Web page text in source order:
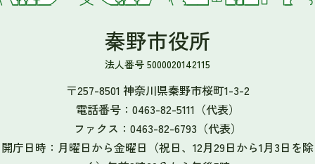
秦野市役所
法人番号 5000020142115
〒257-8501 神奈川県秦野市桜町1-3-2
電話番号： 0463-82-5111 （代表）
ファクス： 0463-82-6793 （代表）
開庁日時：月曜日から金曜日（祝日、12月29日から1月3日を除